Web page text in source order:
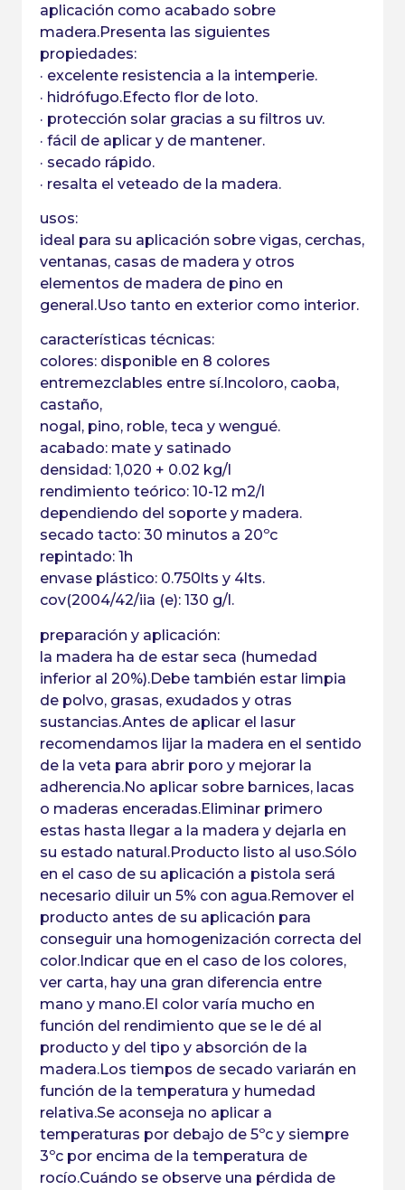
aplicación como acabado sobre
madera.Presenta las siguientes
propiedades:
· excelente resistencia a la intemperie.
· hidrófugo.Efecto flor de loto.
· protección solar gracias a su filtros uv.
· fácil de aplicar y de mantener.
· secado rápido.
· resalta el veteado de la madera.
usos:
ideal para su aplicación sobre vigas, cerchas,
ventanas, casas de madera y otros
elementos de madera de pino en
general.Uso tanto en exterior como interior.
características técnicas:
colores: disponible en 8 colores
entremezclables entre sí.Incoloro, caoba,
castaño,
nogal, pino, roble, teca y wengué.
acabado: mate y satinado
densidad: 1,020 + 0.02 kg/l
rendimiento teórico: 10-12 m2/l
dependiendo del soporte y madera.
secado tacto: 30 minutos a 20ºc
repintado: 1h
envase plástico: 0.750lts y 4lts.
cov(2004/42/iia (e): 130 g/l.
preparación y aplicación:
la madera ha de estar seca (humedad
inferior al 20%).Debe también estar limpia
de polvo, grasas, exudados y otras
sustancias.Antes de aplicar el lasur
recomendamos lijar la madera en el sentido
de la veta para abrir poro y mejorar la
adherencia.No aplicar sobre barnices, lacas
o maderas enceradas.Eliminar primero
estas hasta llegar a la madera y dejarla en
su estado natural.Producto listo al uso.Sólo
en el caso de su aplicación a pistola será
necesario diluir un 5% con agua.Remover el
producto antes de su aplicación para
conseguir una homogenización correcta del
color.Indicar que en el caso de los colores,
ver carta, hay una gran diferencia entre
mano y mano.El color varía mucho en
función del rendimiento que se le dé al
producto y del tipo y absorción de la
madera.Los tiempos de secado variarán en
función de la temperatura y humedad
relativa.Se aconseja no aplicar a
temperaturas por debajo de 5ºc y siempre
3ºc por encima de la temperatura de
rocío.Cuándo se observe una pérdida de